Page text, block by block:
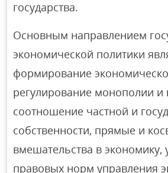
государства.
Основным направлением
экономической политики
формирование
регулирование монополии и
соотношение частной и
собственности, прямые и
вмешательства в экономику,
правовых норм управления